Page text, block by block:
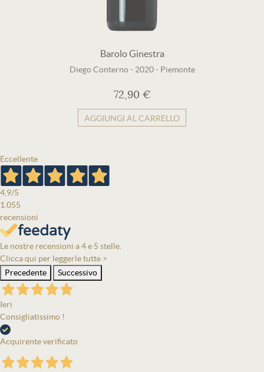
Barolo Ginestra
Diego Conterno - 2020- Piemonte
72,90 €
AGGIUNGI AL CARRELLO
Eccellente
4,9/5
1.055
recensioni
Le nostre recensioni a 4 e 5 stelle.
Clicca qui per leggerle tutte >
Precedente
Successivo
Ieri
Consigliatissimo !
Acquirente verificato